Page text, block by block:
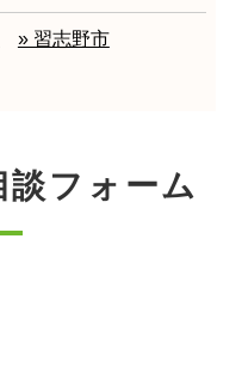
» 習志野市
談フォーム